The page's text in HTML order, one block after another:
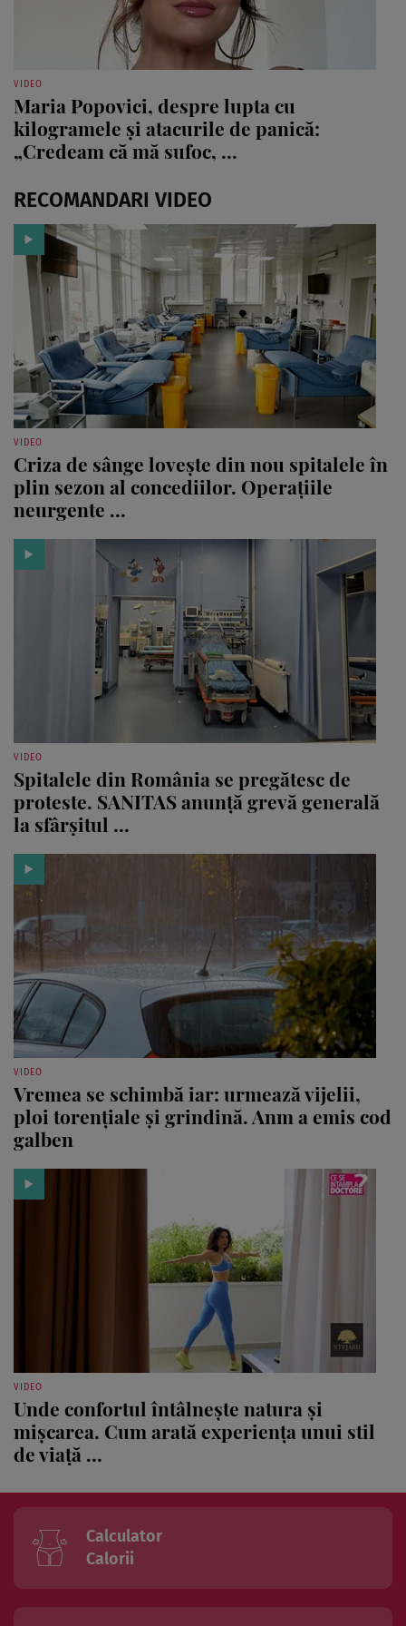
VIDEO
Maria Popovici, despre lupta cu
kilogramele și atacurile de panică:
„Credeam că mă sufoc, ...
RECOMANDARI VIDEO
VIDEO
Criza de sânge lovește din nou spitalele în
plin sezon al concediilor. Operațiile
neurgente ...
VIDEO
Spitalele din România se pregătesc de
proteste. SANITAS anunță grevă generală
la sfârșitul ...
VIDEO
Vremea se schimbă iar: urmează vijelii,
ploi torențiale și grindină. Anm a emis cod
galben
VIDEO
Unde confortul întâlnește natura și
mișcarea. Cum arată experiența unui stil
de viață ...
Calculator
Calorii